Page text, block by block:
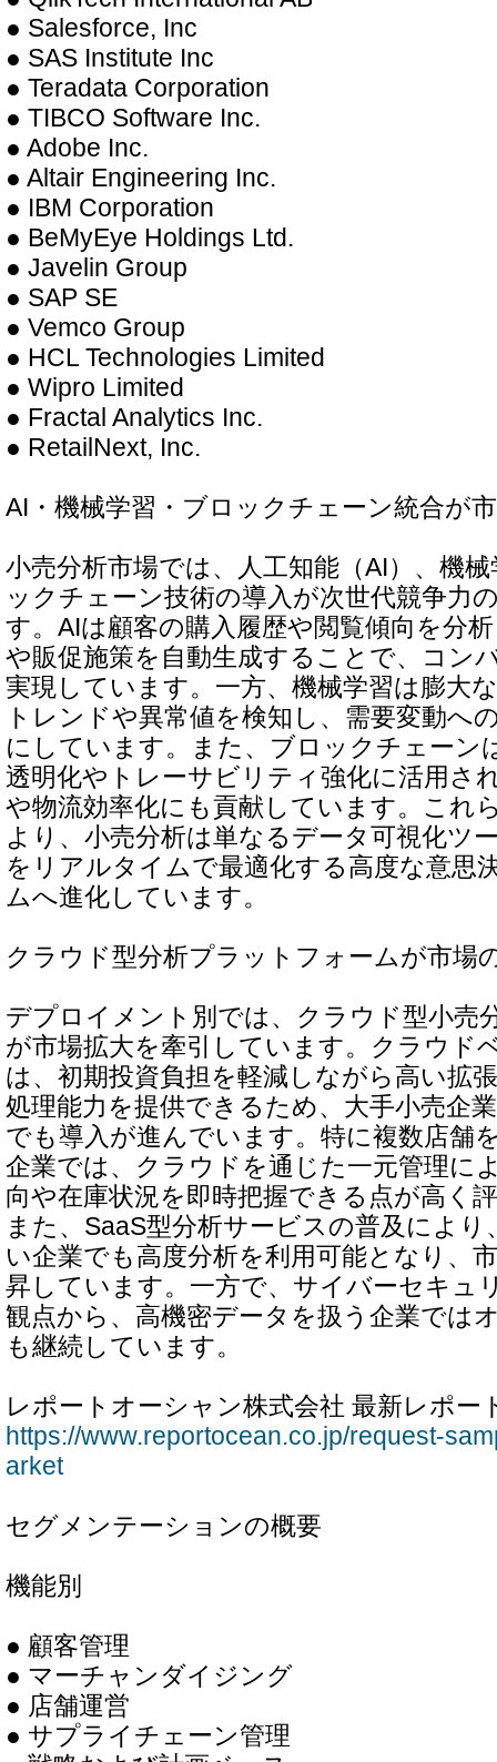
● Salesforce, Inc
● SAS Institute Inc
● Teradata Corporation
● TIBCO Software Inc.
● Adobe Inc.
● Altair Engineering Inc.
● IBM Corporation
● BeMyEye Holdings Ltd.
● Javelin Group
● SAP SE
● Vemco Group
● HCL Technologies Limited
● Wipro Limited
● Fractal Analytics Inc.
● RetailNext, Inc.
AI・機械学習・ブロックチェーン統合が
小売分析市場では、人工知能（AI）、機
ックチェーン技術の導入が次世代競争力
す。AIは顧客の購入履歴や閲覧傾向を分
や販促施策を自動生成することで、コン
実現しています。一方、機械学習は膨大
トレンドや異常値を検知し、需要変動へ
にしています。また、ブロックチェーン
透明化やトレーサビリティ強化に活用さ
や物流効率化にも貢献しています。これ
より、小売分析は単なるデータ可視化ツ
をリアルタイムで最適化する高度な意思
ムへ進化しています。
クラウド型分析プラットフォームが市場
デプロイメント別では、クラウド型小売
が市場拡大を牽引しています。クラウド
は、初期投資負担を軽減しながら高い拡
処理能力を提供できるため、大手小売企
でも導入が進んでいます。特に複数店舗
企業では、クラウドを通じた一元管理に
向や在庫状況を即時把握できる点が高く
また、SaaS型分析サービスの普及により
い企業でも高度分析を利用可能となり、
昇しています。一方で、サイバーセキュ
観点から、高機密データを扱う企業では
も継続しています。
レポートオーシャン株式会社 最新レポー
https://www.reportocean.co.jp/request-
arket
セグメンテーションの概要
機能別
● 顧客管理
● マーチャンダイジング
● 店舗運営
● サプライチェーン管理